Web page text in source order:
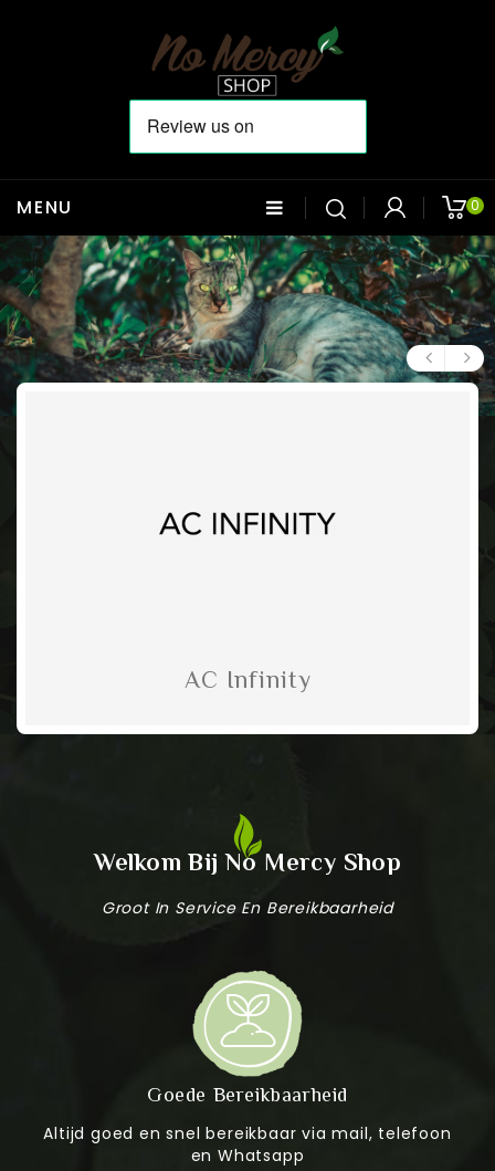
0
MENU
AC Infinity
Welkom Bij No Mercy Shop
Groot In Service En Bereikbaarheid
Goede Bereikbaarheid
Altijd goed en snel bereikbaar via mail, telefoon
en Whatsapp